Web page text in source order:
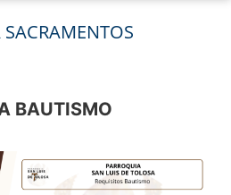
BAUTISMO